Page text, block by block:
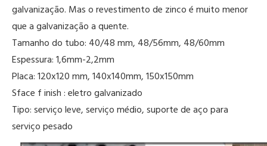
galvanização. Mas o revestimento de zinco é muito menor
que a galvanização a quente.
Tamanho do tubo: 40/48 mm, 48/56mm, 48/60mm
Espessura: 1,6mm-2,2mm
Placa: 120x120 mm, 140x140mm, 150x150mm
Sface f inish : eletro galvanizado
Tipo: serviço leve, serviço médio, suporte de aço para
serviço pesado